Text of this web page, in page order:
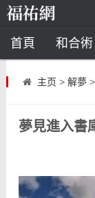
首頁 和合術
道教法事
星座
主页 > 解夢>
夢見進入書